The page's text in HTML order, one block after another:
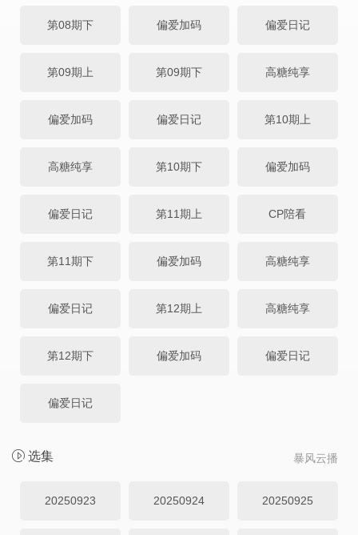
第08期下 偏爱加码 偏爱日记
第09期上 第09期下 高糖纯享
偏爱加码 偏爱日记 第10期上
高糖纯享 第10期下 偏爱加码
偏爱日记 第11期上 CP陪看
第11期下 偏爱加码 高糖纯享
偏爱日记 第12期上 高糖纯享
第12期下 偏爱加码 偏爱日记
偏爱日记
暴风云播
选集
20250923 20250924 20250925